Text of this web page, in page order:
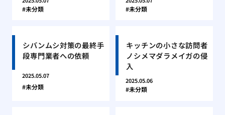
未分類 未分類
シバンムシ対策の最終手
段専門業者への依頼
2025.05.07
未分類
キッチンの小さな訪問者
ノシメマダラメイガの侵
入
2025.05.06
未分類